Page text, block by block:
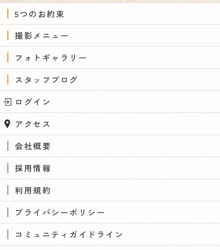
5つのお約束
撮影メニュー
フォトギャラリー
スタッフブログ
ログイン
アクセス
会社概要
採用情報
利用規約
プライバシーポリシー
コミュニティガイドライン